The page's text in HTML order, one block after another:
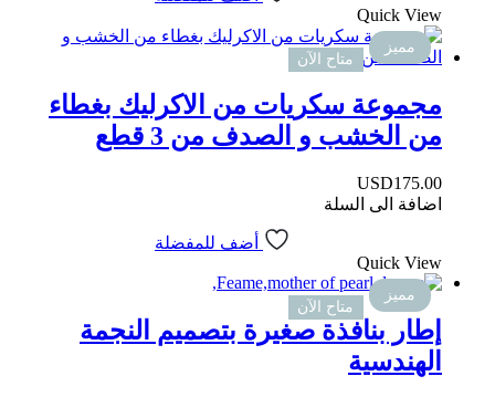
Quick View
مميز
متاح الآن
مجموعة سكريات من الاكرليك بغطاء
من الخشب و الصدف من 3 قطع
USD175.00
اضافة الى السلة
أضف للمفضلة
Quick View
مميز
متاح الآن
إطار بنافذة صغيرة بتصميم النجمة
الهندسية